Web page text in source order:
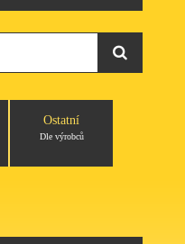
Ostatní
Dle výrobců